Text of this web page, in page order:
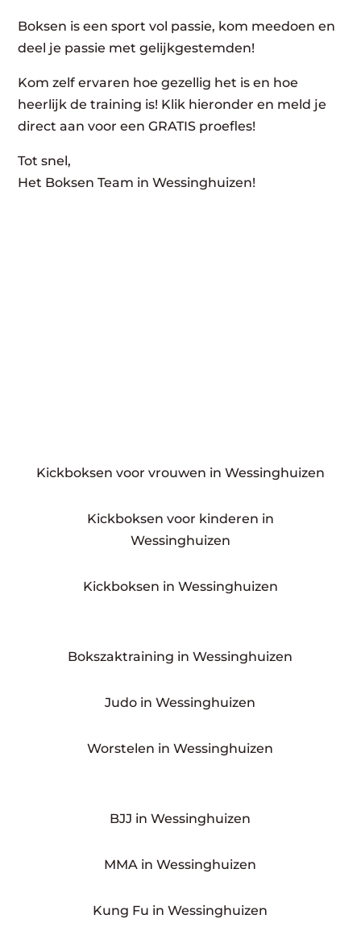
Boksen is een sport vol passie, kom meedoen en
deel je passie met gelijkgestemden!
Kom zelf ervaren hoe gezellig het is en hoe
heerlijk de training is! Klik hieronder en meld je
direct aan voor een GRATIS proefles!
Tot snel,
Het Boksen Team in Wessinghuizen!
Kickboksen voor vrouwen in Wessinghuizen
Kickboksen voor kinderen in
Wessinghuizen
Kickboksen in Wessinghuizen
Bokszaktraining in Wessinghuizen
Judo in Wessinghuizen
Worstelen in Wessinghuizen
BJJ in Wessinghuizen
MMA in Wessinghuizen
Kung Fu in Wessinghuizen